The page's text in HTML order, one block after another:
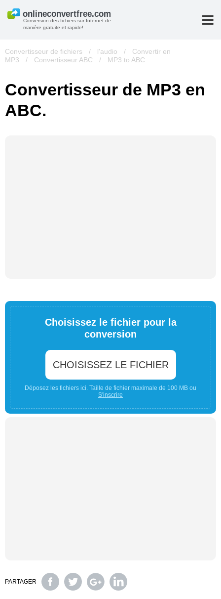
Conversion des fichiers sur Internet de
manière gratuite et rapide!
Convertisseur de fichiers / l'audio /
Convertir en
MP3
/ Convertisseur ABC / MP3 to ABC
Convertisseur de MP3 en
ABC.
Choisissez le fichier pour la
conversion
CHOISISSEZ LE FICHIER
Déposez les fichiers ici. Taille de fichier maximale de 100 MB ou
S'inscrire
PARTAGER